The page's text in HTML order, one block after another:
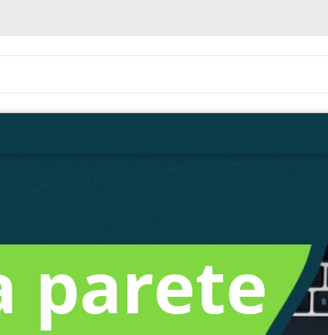
parete